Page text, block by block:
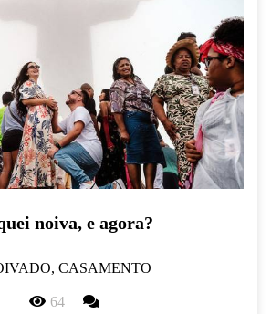
noiva, e agora?
CASAMENTO
64